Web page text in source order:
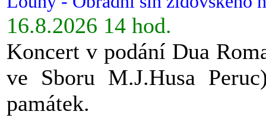
16.8.2026 14 hod.
Koncert v podání Dua
ve Sboru M.J.Husa
památek.